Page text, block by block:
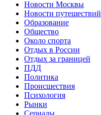
Новости Москвы
Новости путешествий
Образование
Общество
Около спорта
Отдых в России
Отдых за границей
ПДД
Политика
Происшествия
Психология
Рынки
Сериалы